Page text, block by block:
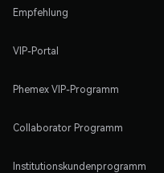
Empfehlung
VIP-Portal
Phemex VIP-Programm
Collaborator Programm
Institutionskundenprogramm